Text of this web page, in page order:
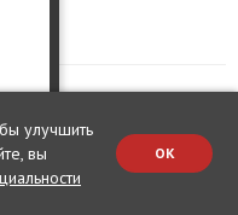
улучшить
вы
OK